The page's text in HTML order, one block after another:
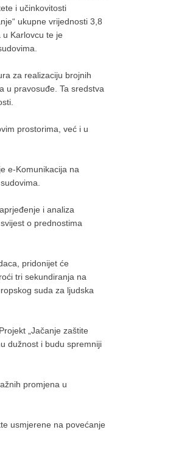
i učinkovitosti
ukupne vrijednosti 3,8
Karlovcu te je
za realizaciju brojnih
u pravosuđe. Ta sredstva
prostorima, već i u
e-Komunikacija na
i analiza
o prednostima
pridonijet će
tri sekundiranja na
suda za ljudska
„Jačanje zaštite
dužnost i budu spremniji
promjena u
usmjerene na povećanje